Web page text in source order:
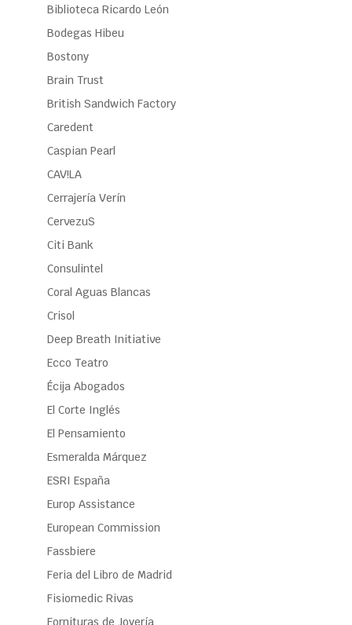
Biblioteca Ricardo León
Bodegas Hibeu
Bostony
Brain Trust
British Sandwich Factory
Caredent
Caspian Pearl
CAV!LA
Cerrajería Verín
CervezuS
Citi Bank
Consulintel
Coral Aguas Blancas
Crisol
Deep Breath Initiative
Ecco Teatro
Écija Abogados
El Corte Inglés
El Pensamiento
Esmeralda Márquez
ESRI España
Europ Assistance
European Commission
Fassbiere
Feria del Libro de Madrid
Fisiomedic Rivas
Fornituras de Joyería